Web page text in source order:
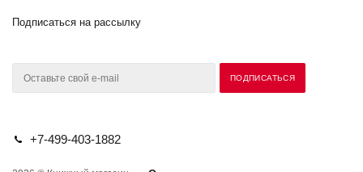
Подписаться на рассылку
+7-499-403-1882